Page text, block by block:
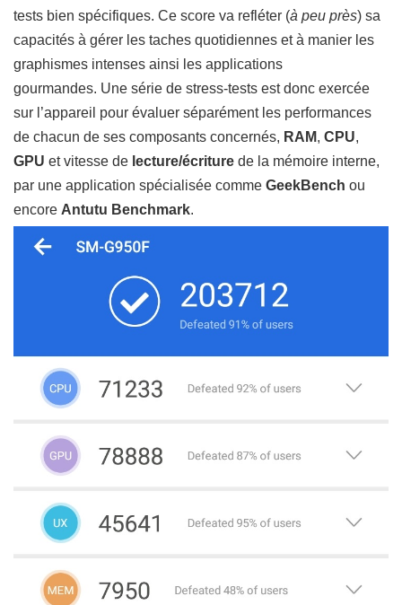
tests bien spécifiques. Ce score va refléter (à peu près) sa
capacités à gérer les taches quotidiennes et à manier les
graphismes intenses ainsi les applications
gourmandes. Une série de stress-tests est donc exercée
sur l’appareil pour évaluer séparément les performances
de chacun de ses composants concernés, RAM, CPU,
GPU et vitesse de lecture/écriture de la mémoire interne,
par une application spécialisée comme GeekBench ou
encore Antutu Benchmark.